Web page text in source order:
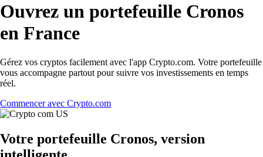
Ouvrez un portefeuille Cronos
en France
Gérez vos cryptos facilement avec l'app Crypto.com. Votre portefeuille
vous accompagne partout pour suivre vos investissements en temps
réel.
Commencer avec Crypto.com
Votre portefeuille Cronos, version